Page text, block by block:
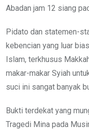
Abadan jam 12 siang
Pidato dan statemen-
kebencian yang luar
Islam, terkhusus
makar-makar Syiah
suci ini sangat banyak
Bukti terdekat yang
Tragedi Mina pada